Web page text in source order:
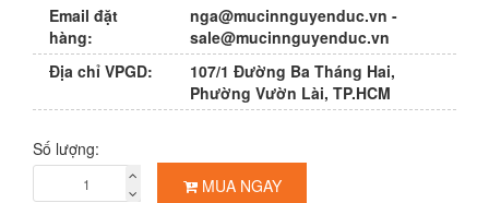
Email đặt
hàng:
nga@mucinnguyenduc.vn -
sale@mucinnguyenduc.vn
Địa chỉ VPGD:
107/1 Đường Ba Tháng Hai,
Phường Vườn Lài, TP.HCM
Số lượng:
MUA NGAY